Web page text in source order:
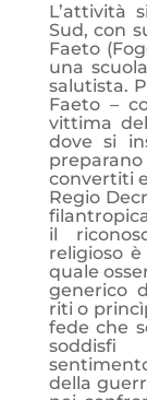
L’attività
Sud, con
Faeto
una
salutista.
Faeto –
vittima
dove si
convertiti
Regio
il
religioso
quale
generico
riti o
fede che
soddisfi
della